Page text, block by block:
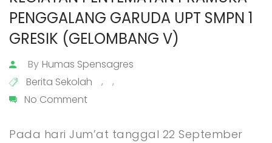
PENGGALANG GARUDA UPT SMPN 1
GRESIK (GELOMBANG V)
By Humas Spensagres
Berita Sekolah
, ,
No Comment
Pada hari Jum’at tanggal 22 September